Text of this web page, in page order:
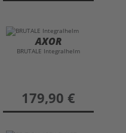
AXOR
BRUTALE Integralhelm
preis
179,90 €